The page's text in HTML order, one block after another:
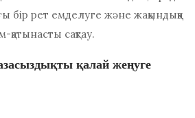
бір рет емделуге және жақындыққа
қатынасты сақтау.
қалай жеңуге